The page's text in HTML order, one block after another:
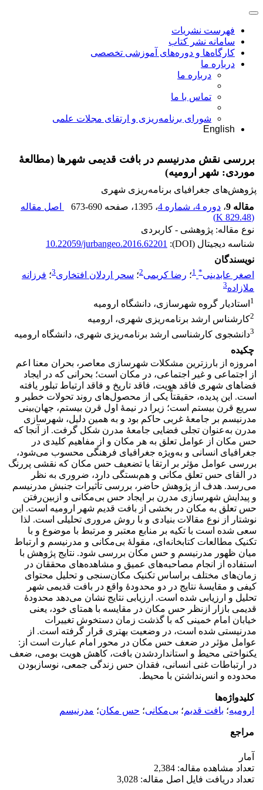
فهرست نشریات
سامانه نشر کتاب
کارگاه‌ها و دوره‌های آموزشی تخصصی
درباره ما
درباره ما
تماس با ما
شورای برنامه‌ریزی و ارتقای مجلات علمی
English
بررسی نقش مدرنیسم در بافت قدیمی شهرها (مطالعۀ
موردی: شهر ارومیه)
پژوهش‌های جغرافیای برنامه‌ریزی شهری
مقاله 9
، دوره 4، شماره 4 ، 1395 ، صفحه 673-690
اصل مقاله
(
829.48 K
)
نوع مقاله: پژوهشی - کاربردی
شناسه دیجیتال (DOI):
10.22059/jurbangeo.2016.62201
نویسندگان
اصغر عابدینی*
1؛ رضا کریمی2؛ سحر اردلان افتخاری3؛ فرزانه
ملازاده3
1 استادیار گروه شهرسازی، دانشگاه ارومیه
2کارشناس ارشد برنامه‌ریزی شهری، ارومیه
3دانشجوی کارشناسی ارشد برنامه‌ریزی شهری، دانشگاه ارومیه
چکیده
امروزه از بارزترین مشکلات شهرسازی معاصر، بحران معنا اعم
از اجتماعی و غیر اجتماعی، در مکان است؛ بحرانی که در ایجاد
فضاهای شهری فاقد هویت، فاقد تاریخ و فاقد ارتباط تبلور یافته
است. این پدیده، حقیقتاً یکی از محصول‌های روند تحولات خطیر و
سریع قرن بیستم است؛ زیرا در نیمۀ اول قرن بیستم، جهان‌بینی
مدرنیسم بر جامعۀ غربی حاکم بود و به همین دلیل، شهرسازی
مدرن به‌عنوان تجلی فضایی جامعۀ مدرن شکل گرفت. از آنجا که
حس مکان از عوامل تعلق به هر مکان و از مفاهیم کلیدی در
جغرافیای انسانی و به‌ویژه جغرافیای فرهنگی محسوب می‌شود،
بررسی عوامل مؤثر بر ارتقا یا تضعیف حس‌ مکان که نقشی پررنگ
در القای حس تعلق مکانی و هم‌بستگی دارد، ضروری به نظر
می‌رسد. هدف از پژوهش حاضر، بررسی تأثیرات جنبش مدرنیسم
و پیدایش شهرسازی مدرن بر ایجاد حس بی‌مکانی و ازبین‌رفتن
حس تعلق به مکان در بخشی از بافت قدیم شهر ارومیه است. این
نوشتار از نوع مقالات بنیادی و با روش مروری تحلیلی است. لذا
سعی شده است با تکیه بر منابع معتبر و مرتبط با موضوع و با
تکنیک مطالعات کتابخانه‌ای، مقولۀ بی‌مکانی و مدرنیسم و ارتباط
میان ظهور مدرنیسم و حس مکان بررسی شود. نتایج پژوهش با
استفاده از انجام مصاحبه‌های عمیق و مشاهده‌های محققان در
زمان‌های مختلف براساس تکنیک مکان‌سنجی و تحلیل محتوای
کیفی و مقایسۀ نتایج در دو محدودۀ واقع در بافت قدیمی شهر
تحلیل و ارزیابی شده است. ارزیابی نتایج نشان می‌دهد محدودۀ
قدیمی بازار ازنظر حس مکان در مقایسه با همتای خود، یعنی
خیابان امام خمینی که با گذشت زمان دستخوش تغییرات
مدرنیستی شده است، در وضعیت بهتری قرار گرفته است. از
عوامل مؤثر در ضعف حس مکان در محور امام عبارت است از:
یکنواختی محیط و استانداردشدن بافت، کاهش هویت بومی، ضعف
در ارتباطات غنی انسانی، فقدان حس زندگی جمعی، نوسازبودن
محدوده و انس‌نداشتن با محیط.
کلیدواژه‌ها
ارومیه؛ بافت قدیم؛ بی‌مکانی؛ حس مکان؛ مدرنیسم
مراجع
آمار
تعداد مشاهده مقاله: 2,384
تعداد دریافت فایل اصل مقاله: 3,028